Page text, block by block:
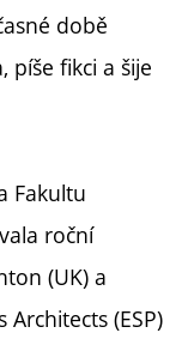
době
píše fikci a šije
Fakultu
roční
(UK) a
(ESP)